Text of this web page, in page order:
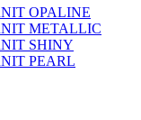
OPALINE
METALLIC
SHINY
PEARL